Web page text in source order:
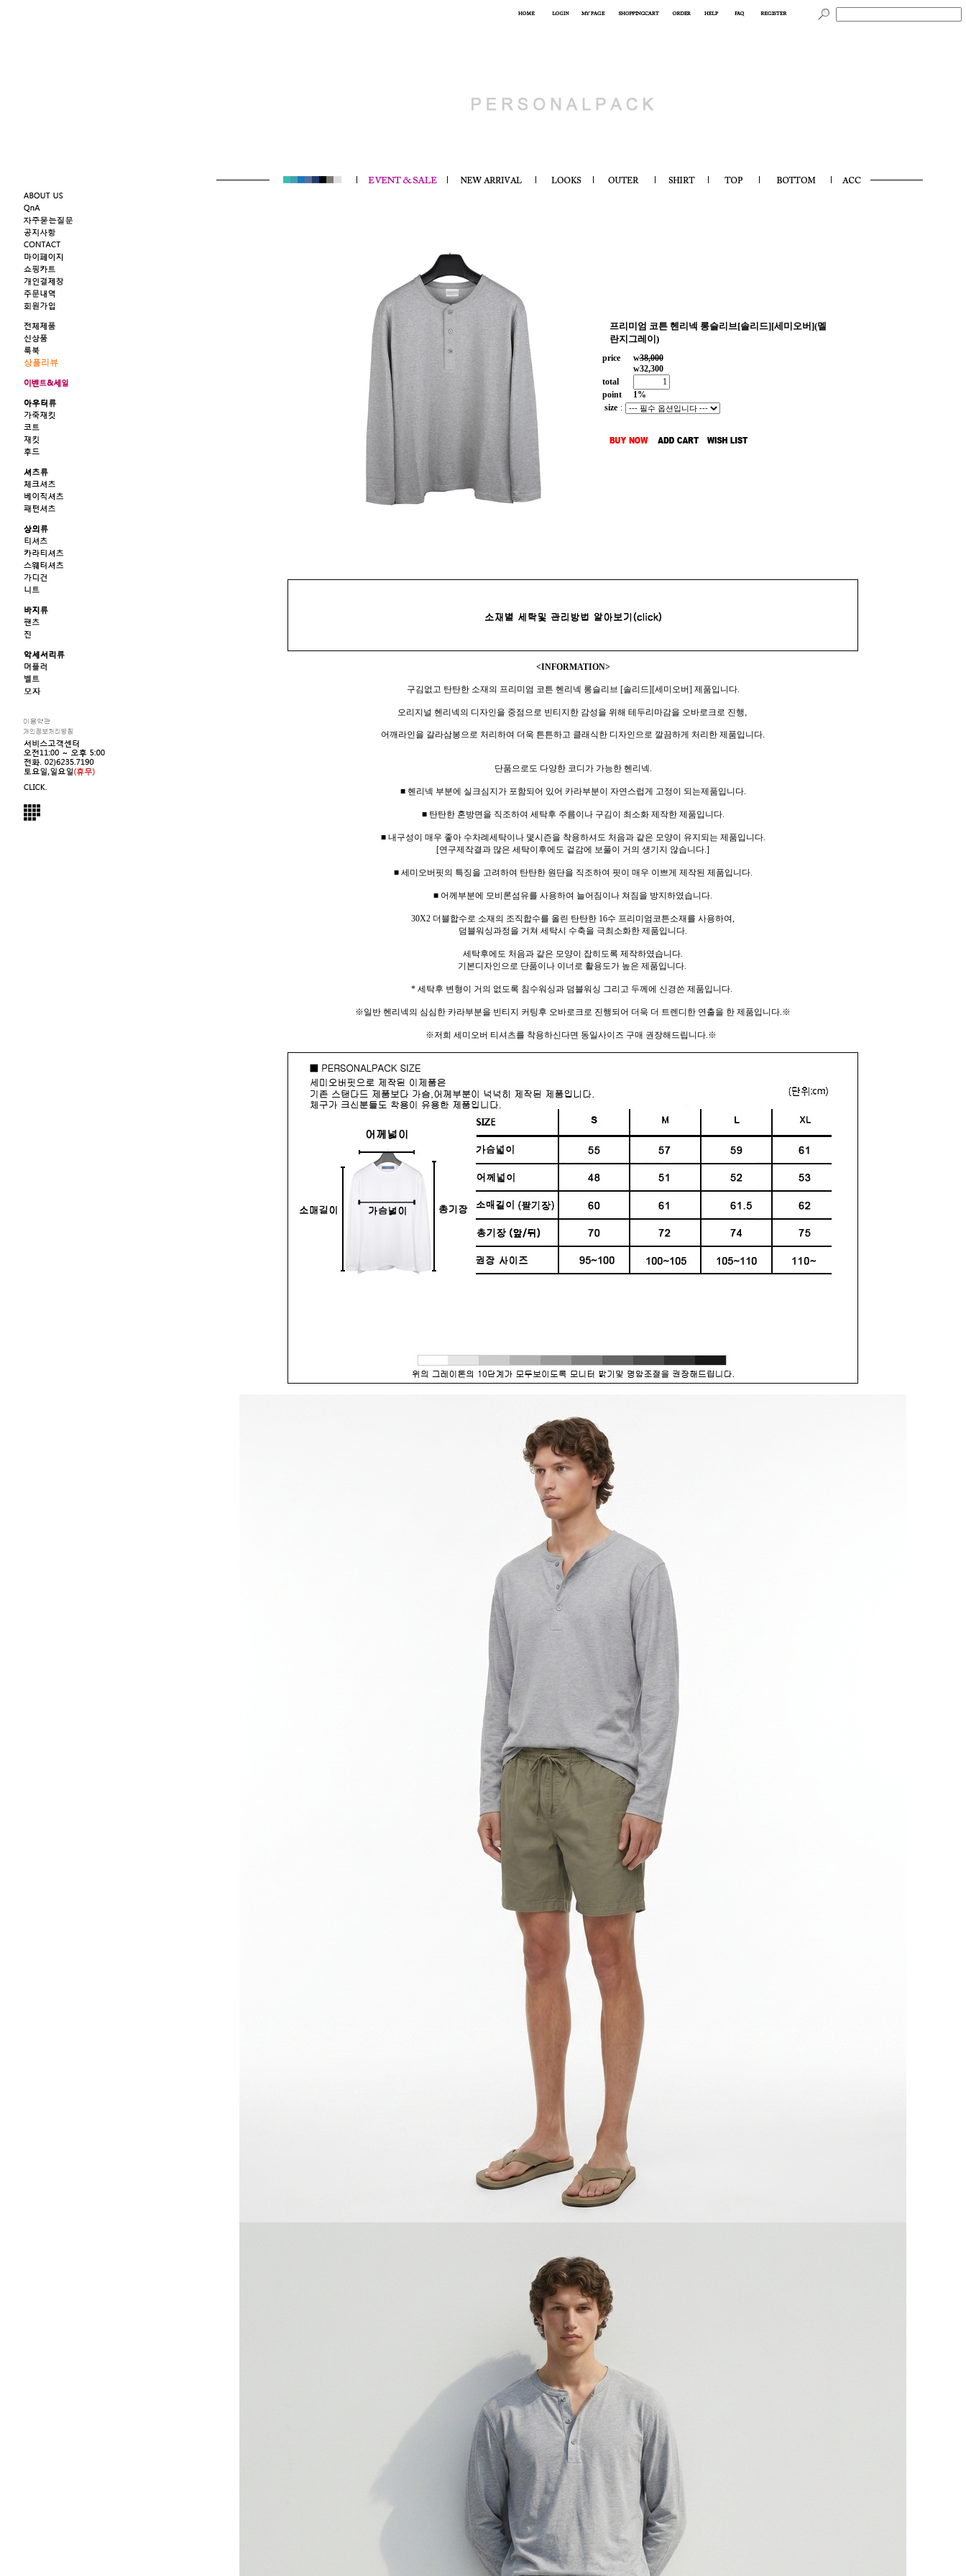
프리미엄 코튼 헨리넥 롱슬리브[솔리드][세미오버](멜
란지그레이)
price w38,000
w32,300
total
point
1%
size :
<INFORMATION>
구김없고 탄탄한 소재의 프리미엄 코튼 헨리넥 롱슬리브 [솔리드][세미오버] 제품입니다.
오리지널 헨리넥의 디자인을 중점으로 빈티지한 감성을 위해 테두리마감을 오바로크로 진행,
어깨라인을 갈라삼봉으로 처리하여 더욱 튼튼하고 클래식한 디자인으로 깔끔하게 처리한 제품입니다.
단품으로도 다양한 코디가 가능한 헨리넥.
■ 헨리넥 부분에 실크심지가 포함되어 있어 카라부분이 자연스럽게 고정이 되는제품입니다.
■ 탄탄한 혼방면을 직조하여 세탁후 주름이나 구김이 최소화 제작한 제품입니다.
■ 내구성이 매우 좋아 수차례세탁이나 몇시즌을 착용하셔도 처음과 같은 모양이 유지되는 제품입니다.
[연구제작결과 많은 세탁이후에도 겉감에 보풀이 거의 생기지 않습니다.]
■ 세미오버핏의 특징을 고려하여 탄탄한 원단을 직조하여 핏이 매우 이쁘게 제작된 제품입니다.
■ 어께부분에 모비론섬유를 사용하여 늘어짐이나 쳐짐을 방지하였습니다.
30X2 더블합수로 소재의 조직합수를 올린 탄탄한 16수 프리미엄코튼소재를 사용하여,
덤블워싱과정을 거쳐 세탁시 수축을 극최소화한 제품입니다.
세탁후에도 처음과 같은 모양이 잡히도록 제작하였습니다.
기본디자인으로 단품이나 이너로 활용도가 높은 제품입니다.
* 세탁후 변형이 거의 없도록 침수워싱과 덤블워싱 그리고 두께에 신경쓴 제품입니다.
※일반 헨리넥의 심심한 카라부분을 빈티지 커팅후 오바로크로 진행되어 더욱 더 트렌디한 연출을 한 제품입니다.※
※저희 세미오버 티셔츠를 착용하신다면 동일사이즈 구매 권장해드립니다.※